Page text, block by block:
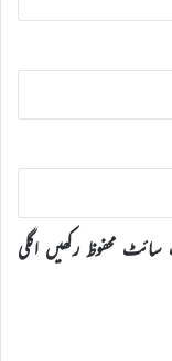
محفوظ رکھیں اگلی